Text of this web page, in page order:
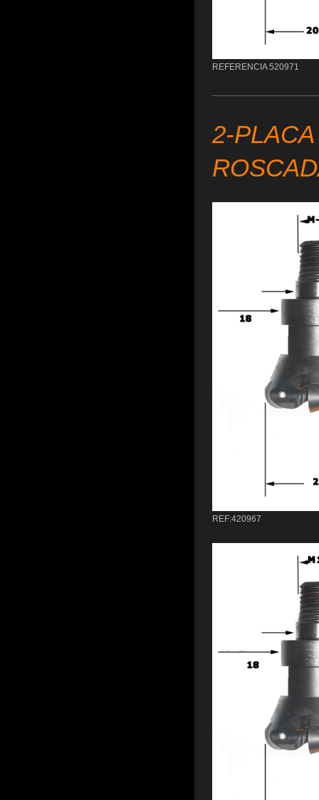
REFERENCIA 520971
2-
REF:420967